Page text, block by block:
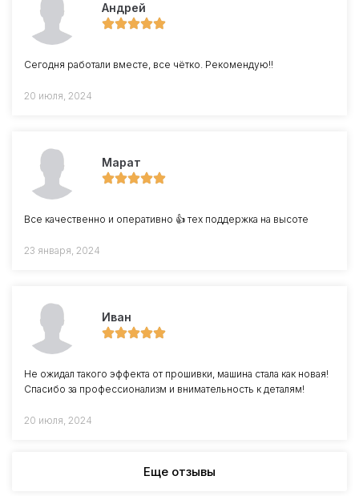
Андрей
Сегодня работали вместе, все чётко. Рекомендую!!
20 июля, 2024
Марат
Все качественно и оперативно 👍 тех поддержка на высоте
23 января, 2024
Иван
Не ожидал такого эффекта от прошивки, машина стала как новая!
Спасибо за профессионализм и внимательность к деталям!
20 июля, 2024
Еще отзывы